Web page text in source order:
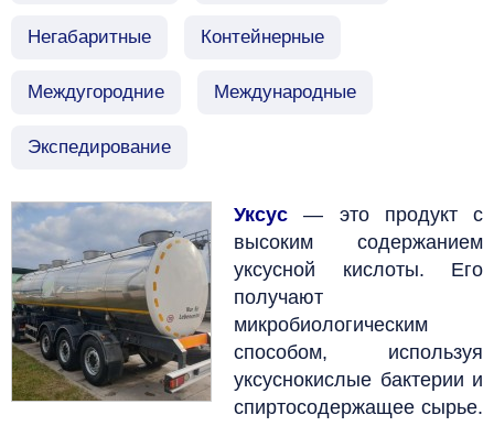
Негабаритные Контейнерные
Междугородние Международные
Экспедирование
Уксус — это продукт с
высоким содержанием
уксусной кислоты. Его
получают
микробиологическим
способом, используя
уксуснокислые бактерии и
спиртосодержащее сырье.